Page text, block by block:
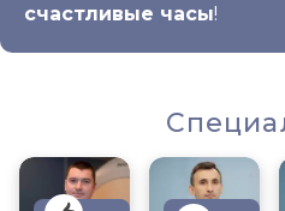
счастливые часы!